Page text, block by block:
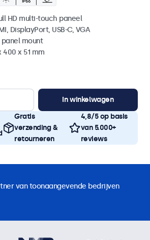
HD multi-touch paneel
DisplayPort, USB-C, VGA
mount
x 51 mm
In winkelwagen
Gratis
verzending &
retourneren
4,8/5 op basis
van 5.000+
reviews
van toonaangevende bedrijven